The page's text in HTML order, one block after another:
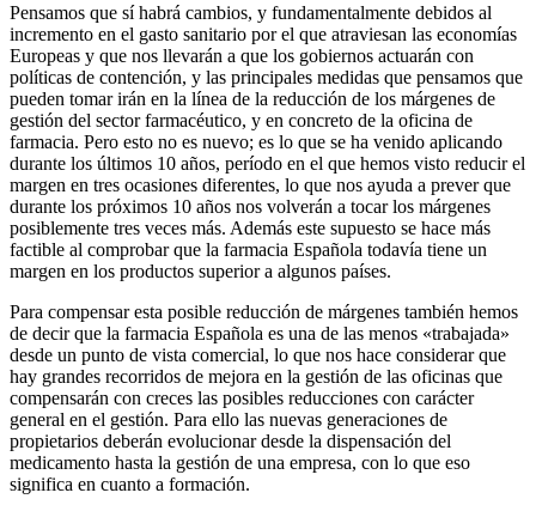
Pensamos que sí habrá cambios, y fundamentalmente debidos al
incremento en el gasto sanitario por el que atraviesan las economías
Europeas y que nos llevarán a que los gobiernos actuarán con
políticas de contención, y las principales medidas que pensamos que
pueden tomar irán en la línea de la reducción de los márgenes de
gestión del sector farmacéutico, y en concreto de la oficina de
farmacia. Pero esto no es nuevo; es lo que se ha venido aplicando
durante los últimos 10 años, período en el que hemos visto reducir el
margen en tres ocasiones diferentes, lo que nos ayuda a prever que
durante los próximos 10 años nos volverán a tocar los márgenes
posiblemente tres veces más. Además este supuesto se hace más
factible al comprobar que la farmacia Española todavía tiene un
margen en los productos superior a algunos países.
Para compensar esta posible reducción de márgenes también hemos
de decir que la farmacia Española es una de las menos «trabajada»
desde un punto de vista comercial, lo que nos hace considerar que
hay grandes recorridos de mejora en la gestión de las oficinas que
compensarán con creces las posibles reducciones con carácter
general en el gestión. Para ello las nuevas generaciones de
propietarios deberán evolucionar desde la dispensación del
medicamento hasta la gestión de una empresa, con lo que eso
significa en cuanto a formación.